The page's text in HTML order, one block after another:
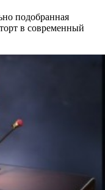
подобранная
в современный